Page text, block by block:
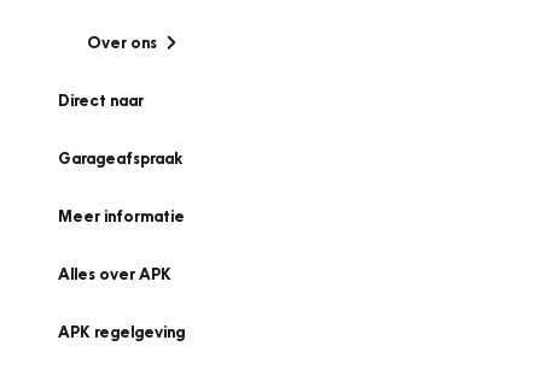
Over ons
Direct naar
Garageafspraak
Meer informatie
Alles over APK
APK regelgeving